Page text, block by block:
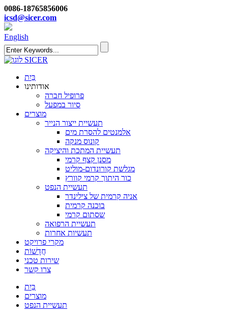
0086-18765856006
icsd@sicer.com
English
בַּיִת
אודותינו
פרופיל חברה
סיור במפעל
מוצרים
תעשיית ייצור הנייר
אלמנטים להסרת מים
קונוס מנקה
תעשיית המתכת והיציקה
מסנן קצף קרמי
מגלשת קורונדום-מוליט
כור היתוך קרמי קוורץ
תעשיית הנפט
אניה קרמית של צילינדר
בוכנה קרמית
שסתום קרמי
תעשיית הרפואה
תעשיות אחרות
מקרי פרויקט
חֲדָשׁוֹת
שירות טכני
צרו קשר
בַּיִת
מוצרים
תעשיית הנפט